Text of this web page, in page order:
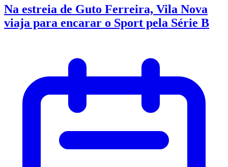
Na estreia de Guto Ferreira, Vila Nova
viaja para encarar o Sport pela Série B